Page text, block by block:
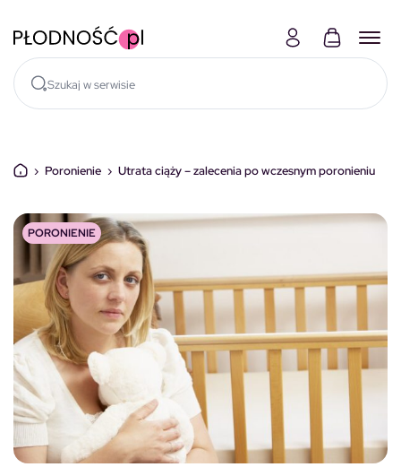
› Poronienie › Utrata ciąży – zalecenia po wczesnym poronieniu
PORONIENIE